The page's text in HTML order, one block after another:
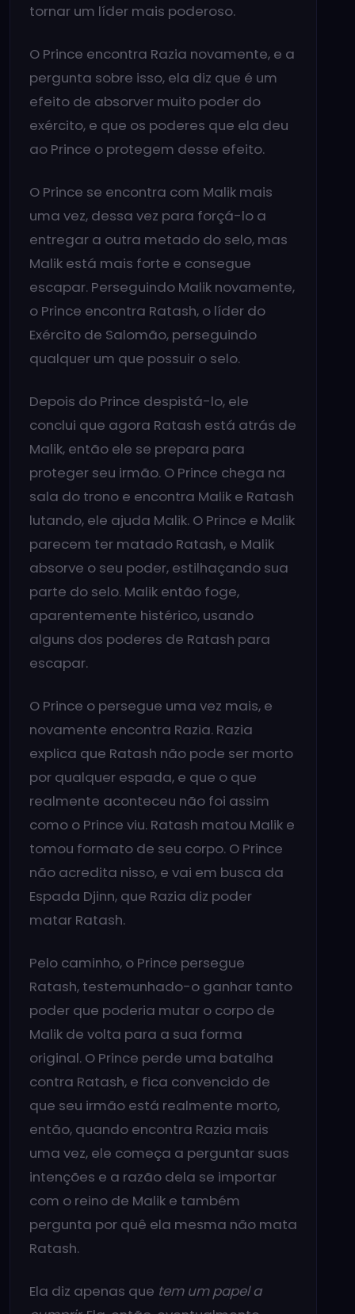
tornar um líder mais poderoso.
O Prince encontra Razia novamente, e a
pergunta sobre isso, ela diz que é um
efeito de absorver muito poder do
exército, e que os poderes que ela deu
ao Prince o protegem desse efeito.
O Prince se encontra com Malik mais
uma vez, dessa vez para forçá-lo a
entregar a outra metado do selo, mas
Malik está mais forte e consegue
escapar. Perseguindo Malik novamente,
o Prince encontra Ratash, o líder do
Exército de Salomão, perseguindo
qualquer um que possuir o selo.
Depois do Prince despistá-lo, ele
conclui que agora Ratash está atrás de
Malik, então ele se prepara para
proteger seu irmão. O Prince chega na
sala do trono e encontra Malik e Ratash
lutando, ele ajuda Malik. O Prince e Malik
parecem ter matado Ratash, e Malik
absorve o seu poder, estilhaçando sua
parte do selo. Malik então foge,
aparentemente histérico, usando
alguns dos poderes de Ratash para
escapar.
O Prince o persegue uma vez mais, e
novamente encontra Razia. Razia
explica que Ratash não pode ser morto
por qualquer espada, e que o que
realmente aconteceu não foi assim
como o Prince viu. Ratash matou Malik e
tomou formato de seu corpo. O Prince
não acredita nisso, e vai em busca da
Espada Djinn, que Razia diz poder
matar Ratash.
Pelo caminho, o Prince persegue
Ratash, testemunhado-o ganhar tanto
poder que poderia mutar o corpo de
Malik de volta para a sua forma
original. O Prince perde uma batalha
contra Ratash, e fica convencido de
que seu irmão está realmente morto,
então, quando encontra Razia mais
uma vez, ele começa a perguntar suas
intenções e a razão dela se importar
com o reino de Malik e também
pergunta por quê ela mesma não mata
Ratash.
Ela diz apenas que tem um papel a